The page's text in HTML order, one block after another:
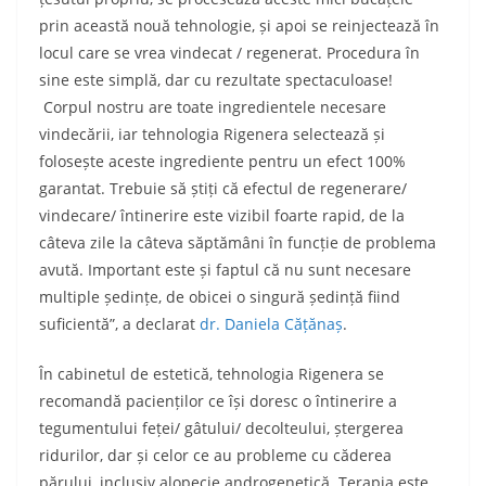
prin această nouă tehnologie, și apoi se reinjectează în
locul care se vrea vindecat / regenerat. Procedura în
sine este simplă, dar cu rezultate spectaculoase!
Corpul nostru are toate ingredientele necesare
vindecării, iar tehnologia Rigenera selectează și
folosește aceste ingrediente pentru un efect 100%
garantat. Trebuie să știți că efectul de regenerare/
vindecare/ întinerire este vizibil foarte rapid, de la
câteva zile la câteva săptămâni în funcție de problema
avută. Important este și faptul că nu sunt necesare
multiple ședințe, de obicei o singură ședință fiind
suficientă”, a declarat dr. Daniela Cățănaș.
În cabinetul de estetică, tehnologia Rigenera se
recomandă pacienților ce își doresc o întinerire a
tegumentului feței/ gâtului/ decolteului, ștergerea
ridurilor, dar și celor ce au probleme cu căderea